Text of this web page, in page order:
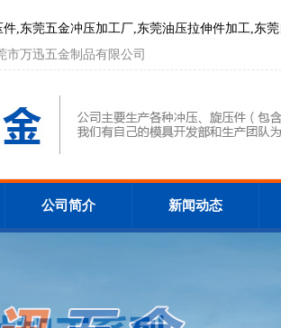
,东莞五金冲压加工厂,东莞油压拉伸件加工,东
市万迅五金制品有限公司
公司简介 新闻动态